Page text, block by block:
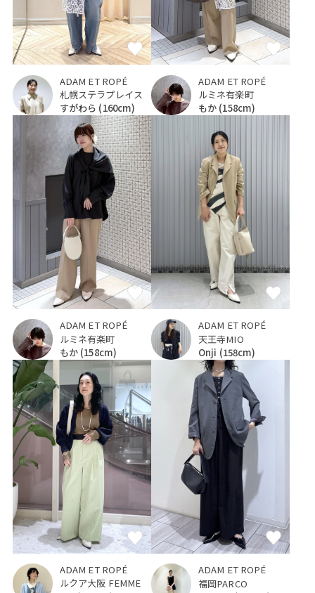
ADAM ET ROPÉ
札幌ステラプレイス
すがわら (160cm)
ADAM ET ROPÉ
ルミネ有楽町
もか (158cm)
ADAM ET ROPÉ
ルミネ有楽町
もか (158cm)
ADAM ET ROPÉ
天王寺MIO
Onji (158cm)
ADAM ET ROPÉ
ルクア大阪 FEMME
ADAM ET ROPÉ
福岡PARCO